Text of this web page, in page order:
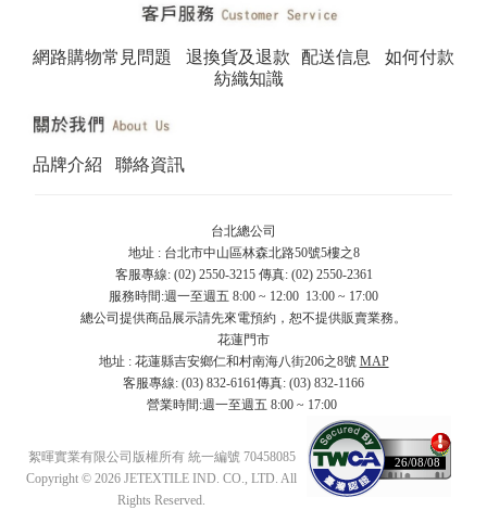
網路購物常見問題 退換貨及退款 配送信息
如何付款
紡織知識
品牌介紹 聯絡資訊
台北總公司
地址 : 台北市中山區林森北路50號5樓之8
客服專線: (02) 2550-3215 傳真: (02) 2550-2361
服務時間:週一至週五 8:00 ~ 12:00 13:00 ~ 17:00
總公司提供商品展示請先來電預約，恕不提供販賣業務。
花蓮門市
地址 : 花蓮縣吉安鄉仁和村南海八街206之8號 MAP
客服專線: (03) 832-6161傳真: (03) 832-1166
營業時間:週一至週五 8:00 ~ 17:00
26/08/08
絮暉實業有限公司版權所有 統一編號 70458085
Copyright © 2026 JETEXTILE IND. CO., LTD. All
Rights Reserved.